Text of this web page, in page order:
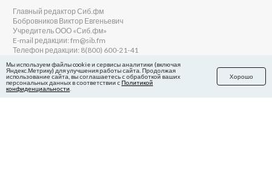
Главный редактор Сиб.фм
Бобровников Виктор Евгеньевич
Учредитель ООО «Сиб.фм»
E-mail редакции: fm@sib.fm
Телефон редакции: 8(800) 600-21-41
Сайт разработан и поддерживается Технодзен
Мы используем файлы cookie и сервисы аналитики (включая
Яндекс.Метрику) для улучшения работы сайта. Продолжая
использование сайта, вы соглашаетесь с обработкой ваших
персональных данных в соответствии сПолитикой
конфиденциальности
Хорошо